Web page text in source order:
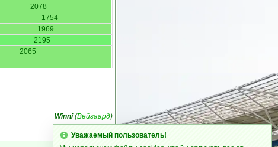
2078
1754
1969
2195
2065
Winni(Вейгаард)
Уважаемый пользователь!